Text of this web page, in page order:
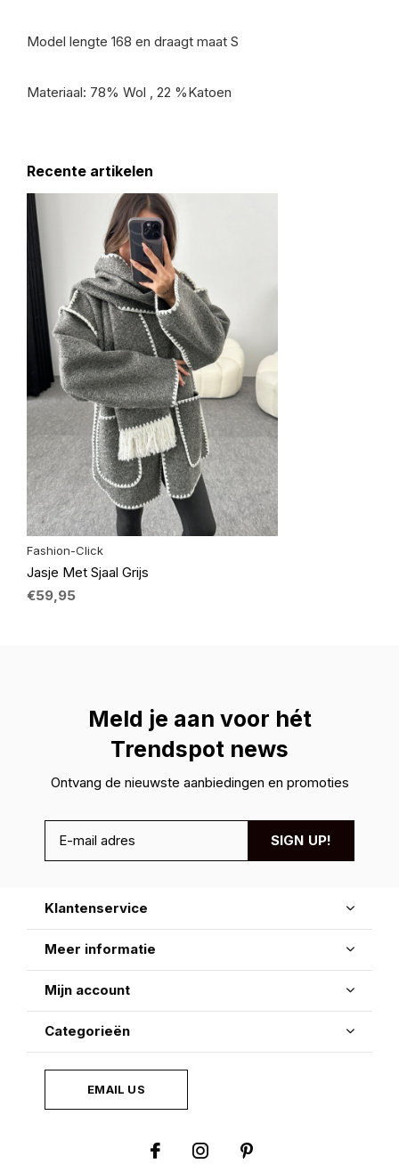
Model lengte 168 en draagt maat S
Materiaal: 78% Wol , 22 %Katoen
Recente artikelen
Fashion-Click
Jasje Met Sjaal Grijs
€59,95
Meld je aan voor hét
Trendspot news
Ontvang de nieuwste aanbiedingen en promoties
SIGN UP!
Klantenservice
Meer informatie
Mijn account
Categorieën
EMAIL US